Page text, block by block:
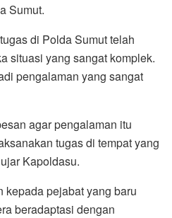
Sumut.
di Polda Sumut telah
situasi yang sangat komplek.
pengalaman yang sangat
agar pengalaman itu
tugas di tempat yang
Kapoldasu.
kepada pejabat yang baru
beradaptasi dengan